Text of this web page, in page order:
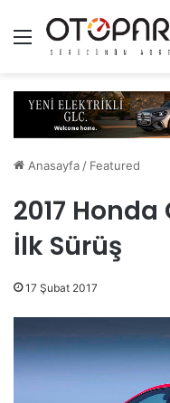
Menü
Anasayfa / Featured
2017 Honda
İlk Sürüş
17 Şubat 2017